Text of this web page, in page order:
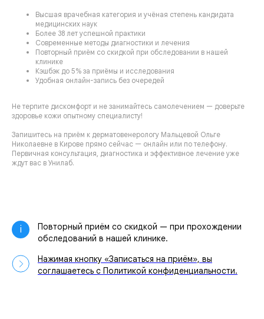
Высшая врачебная категория и учёная степень кандидата
медицинских наук
Более 38 лет успешной практики
Современные методы диагностики и лечения
Повторный приём со скидкой при обследовании в нашей
клинике
Кэшбэк до 5% за приёмы и исследования
Удобная онлайн-запись без очередей
Не терпите дискомфорт и не занимайтесь самолечением — доверьте
здоровье кожи опытному специалисту!
Запишитесь на приём к дерматовенерологу Мальцевой Ольге
Николаевне в Кирове прямо сейчас — онлайн или по телефону.
Первичная консультация, диагностика и эффективное лечение уже
ждут вас в Унилаб.
i
Повторный приём со скидкой — при прохождении
обследований в нашей клинике.
Нажимая кнопку «Записаться на приём», вы
соглашаетесь с Политикой конфиденциальности.